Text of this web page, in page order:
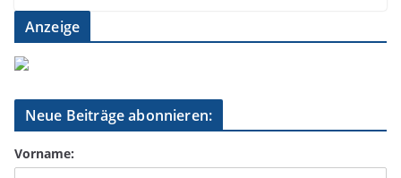
Anzeige
Neue Beiträge abonnieren:
Vorname: